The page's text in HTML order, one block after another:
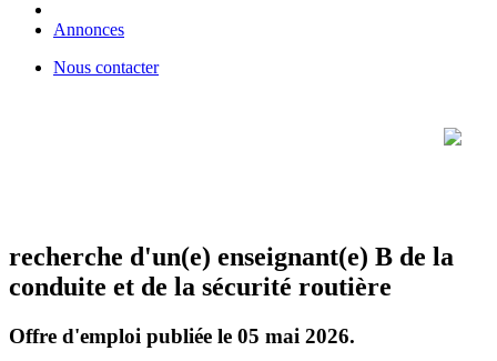
Annonces
Nous contacter
recherche d'un(e) enseignant(e) B de la
conduite et de la sécurité routière
Offre d'emploi publiée le 05 mai 2026.